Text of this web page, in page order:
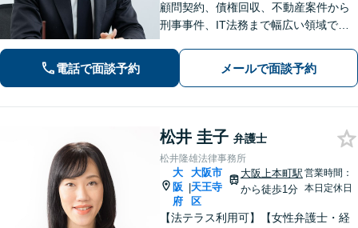
顧問契約、債権回収、不動産案件から
刑事事件、IT法務まで幅広い領域で専
駆使した高品質なサービスで、円滑な
コミュニケーションとスピーディな対
電話で面談予約 メールで面談予約
松井 圭子 弁護士
松井隆雄法律事務所
大
阪
府
|
大阪市
天王寺
区
大阪上本町駅
から徒歩1分
営業時間：
本日定休日
【法テラス利用可】【女性弁護士・経